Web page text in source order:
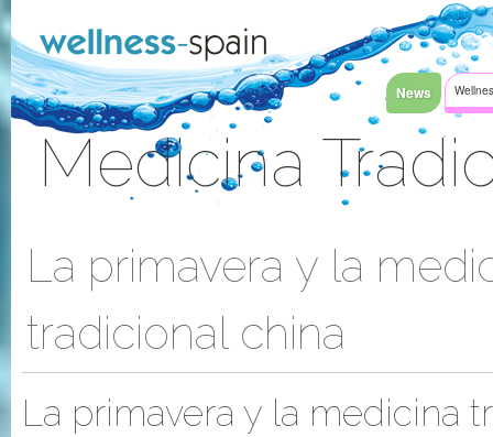
News
Medicina
La primavera y la
tradicional china
La primavera y la medicina